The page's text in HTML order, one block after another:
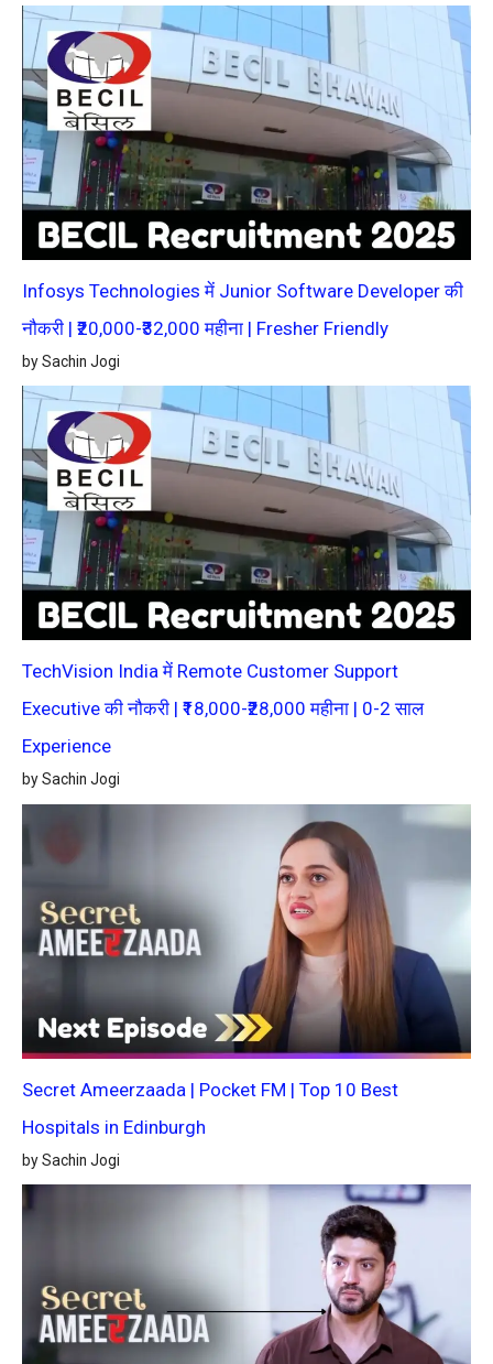
Infosys Technologies में Junior Software Developer की
नौकरी | ₹20,000-₹32,000 महीना | Fresher Friendly
by Sachin Jogi
TechVision India में Remote Customer Support
Executive की नौकरी | ₹18,000-₹28,000 महीना | 0-2 साल
Experience
by Sachin Jogi
Secret Ameerzaada | Pocket FM | Top 10 Best
Hospitals in Edinburgh
by Sachin Jogi